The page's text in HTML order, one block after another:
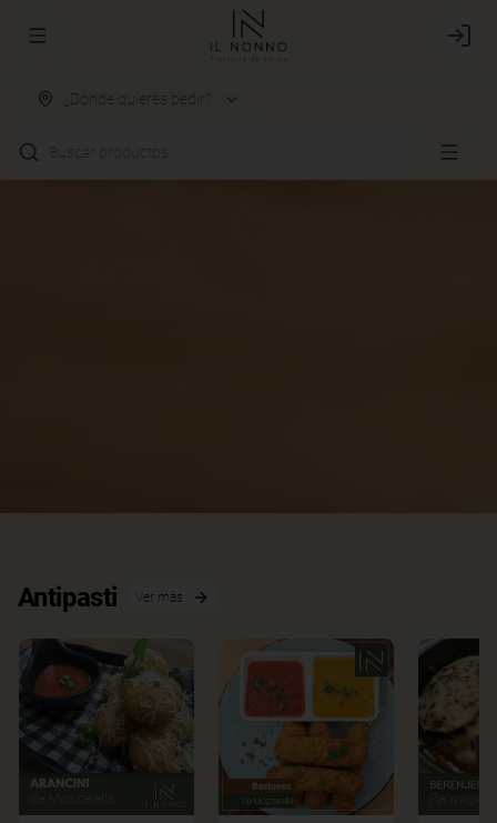
Abrir menu de navegación Login
¿Dónde quieres pedir?
Buscar productos
Antipasti Ver más